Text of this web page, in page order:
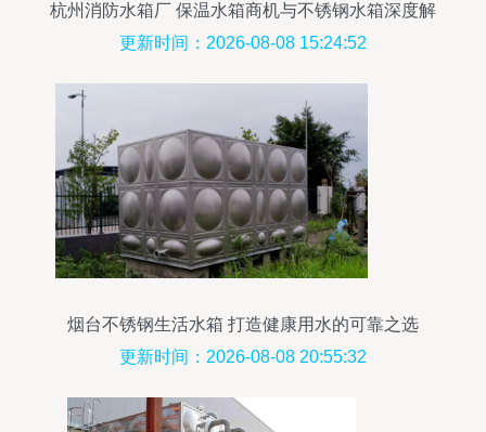
杭州消防水箱厂 保温水箱商机与不锈钢水箱深度解
析
更新时间：2026-08-08 15:24:52
烟台不锈钢生活水箱 打造健康用水的可靠之选
更新时间：2026-08-08 20:55:32